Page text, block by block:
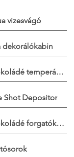
vizesvágó
dekorálókabin
Csokoládé temperálók
Shot Depositor
Csokoládé forgatók/Tárolók